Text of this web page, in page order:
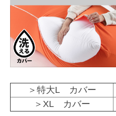
＞特大L カバー
＞XL カバー